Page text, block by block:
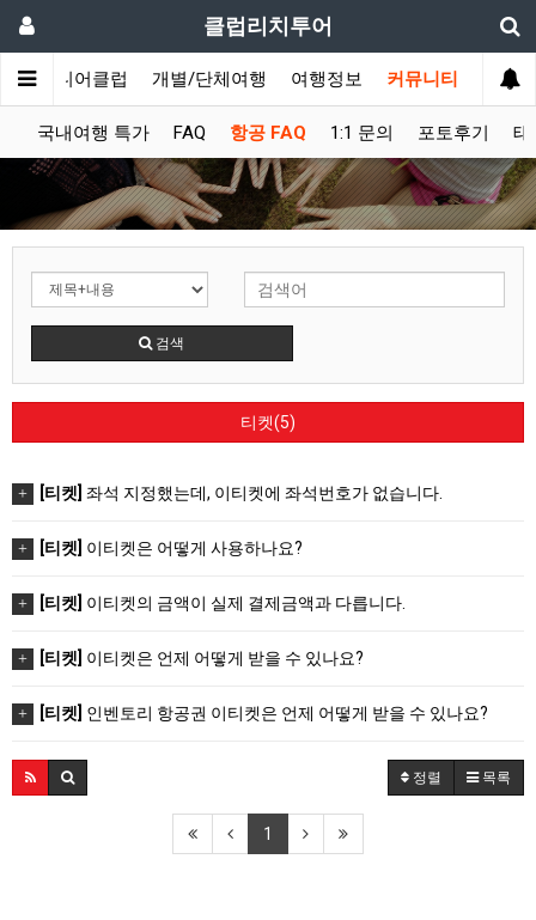
클럽리치투어
시니어클럽 개별/단체여행 여행정보 커뮤니티
국내여행 특가 FAQ 항공 FAQ 1:1 문의 포토후기 태
검색
티켓(5)
[티켓] 좌석 지정했는데, 이티켓에 좌석번호가 없습니다.
[티켓] 이티켓은 어떻게 사용하나요?
[티켓] 이티켓의 금액이 실제 결제금액과 다릅니다.
[티켓] 이티켓은 언제 어떻게 받을 수 있나요?
[티켓] 인벤토리 항공권 이티켓은 언제 어떻게 받을 수 있나요?
정렬 목록
1